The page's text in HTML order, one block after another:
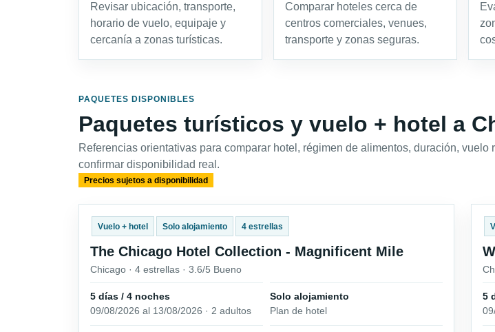
Revisar ubicación, transporte,
horario de vuelo, equipaje y
cercanía a zonas turísticas.
Comparar hoteles cerca de
centros comerciales, venues,
transporte y zonas seguras.
PAQUETES DISPONIBLES
Paquetes turísticos y vuelo + hotel a
Referencias orientativas para comparar hotel, régimen de alimentos, duración,
confirmar disponibilidad real.
Precios sujetos a disponibilidad
Vuelo + hotel Solo alojamiento 4 estrellas
The Chicago Hotel Collection - Magnificent Mile
Chicago · 4 estrellas · 3.6/5 Bueno
5 días / 4 noches
09/08/2026 al 13/08/2026 · 2 adultos
Solo alojamiento
Plan de hotel
5